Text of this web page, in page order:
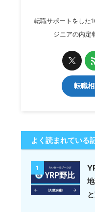
転職サポートをした
ジニアの内定
転職
よく読まれている
1